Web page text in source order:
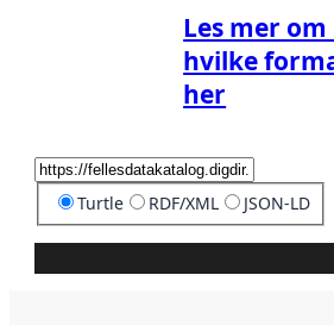
Les mer om
hvilke
her
Turtle RDF/XML JSON-LD